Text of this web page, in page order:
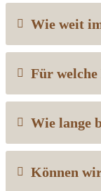
Wie weit
Für
Wie lange
Können